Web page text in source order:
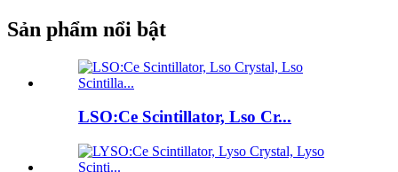
Sản phẩm nổi bật
LSO:Ce Scintillator, Lso Cr...